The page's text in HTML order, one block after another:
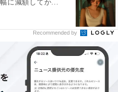
に減額してか...
Recommended by